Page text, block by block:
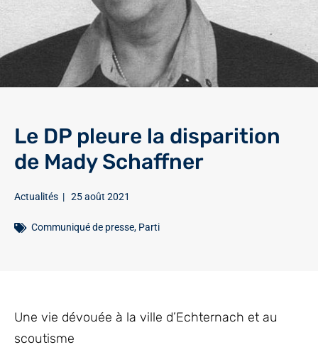
Le DP pleure la disparition
de Mady Schaffner
Actualités | 25 août 2021
Communiqué de presse, Parti
Une vie dévouée à la ville d’Echternach et au
scoutisme